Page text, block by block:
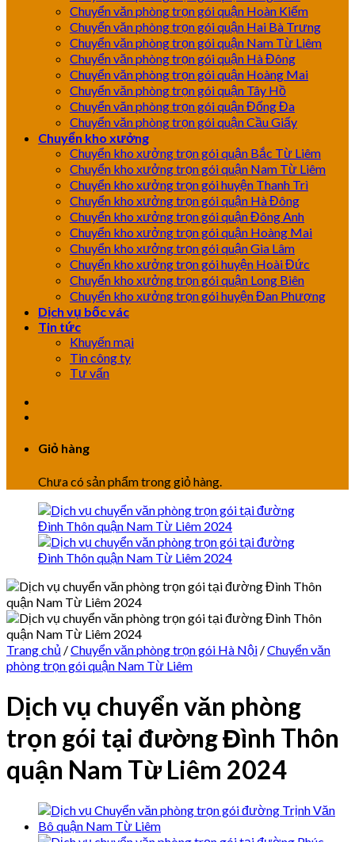
Chuyển văn phòng trọn gói quận Hoàn Kiếm
Chuyển văn phòng trọn gói quận Hai Bà Trưng
Chuyển văn phòng trọn gói quận Nam Từ Liêm
Chuyển văn phòng trọn gói quận Hà Đông
Chuyển văn phòng trọn gói quận Hoàng Mai
Chuyển văn phòng trọn gói quận Tây Hồ
Chuyển văn phòng trọn gói quận Đống Đa
Chuyển văn phòng trọn gói quận Cầu Giấy
Chuyển kho xưởng
Chuyển kho xưởng trọn gói quận Bắc Từ Liêm
Chuyển kho xưởng trọn gói quận Nam Từ Liêm
Chuyển kho xưởng trọn gói huyện Thanh Trì
Chuyển kho xưởng trọn gói quận Hà Đông
Chuyển kho xưởng trọn gói quận Đông Anh
Chuyển kho xưởng trọn gói quận Hoàng Mai
Chuyển kho xưởng trọn gói quận Gia Lâm
Chuyển kho xưởng trọn gói huyện Hoài Đức
Chuyển kho xưởng trọn gói quận Long Biên
Chuyển kho xưởng trọn gói huyện Đan Phượng
Dịch vụ bốc vác
Tin tức
Khuyến mại
Tin công ty
Tư vấn
Giỏ hàng
Chưa có sản phẩm trong giỏ hàng.
Trang chủ /Chuyển văn phòng trọn gói Hà Nội /Chuyển văn
phòng trọn gói quận Nam Từ Liêm
Dịch vụ chuyển văn phòng
trọn gói tại đường Đình Thôn
quận Nam Từ Liêm 2024